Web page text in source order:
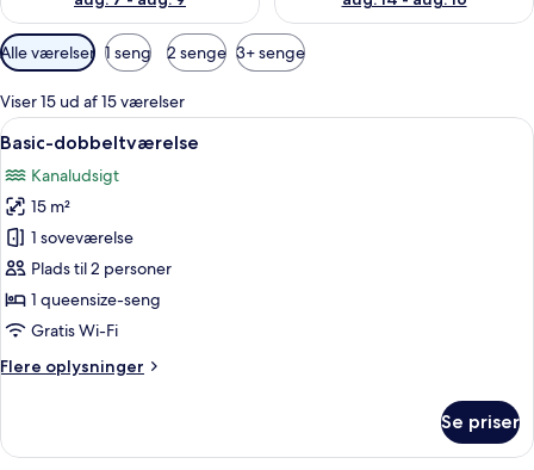
Tilgængelige
filtre
for
værelser
Alle værelser 1 seng 2 senge 3+ senge
Viser 15 ud af 15 værelser
Indlæs
alle
billeder
af
Basic-
dobbeltværelse
Et hotelværelse med en stor seng,
8
Basic-dobbeltværelse
Kanaludsigt
15 m²
1 soveværelse
Plads til 2 personer
1 queensize-seng
Gratis Wi-Fi
Flere oplysninger
Flere
dobbeltværelse
Se priser